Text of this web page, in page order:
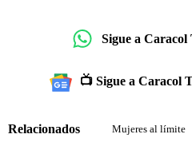
Sigue a
📺 Sigue a Caracol
Relacionados Mujeres al límite